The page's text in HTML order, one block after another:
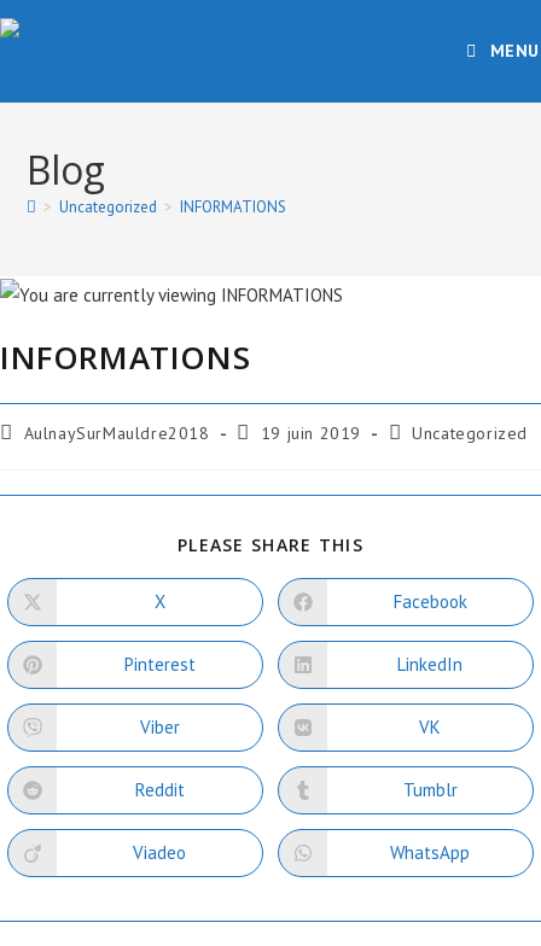
MENU
Blog
> Uncategorized > INFORMATIONS
INFORMATIONS
AulnaySurMauldre2018 19 juin 2019 Uncategorized
PLEASE SHARE THIS
X Facebook
Pinterest LinkedIn
Viber VK
Reddit Tumblr
Viadeo WhatsApp